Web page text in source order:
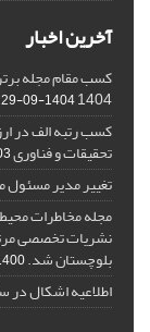
آخرین اخبار
کسب مقام مجله
1404
1404-09-29
تحقیقات و فناوری
تغییر مدیر مسئول
نشریات تخصصی
بلوچستان شد.02-01
اطلاعیه اشکال در